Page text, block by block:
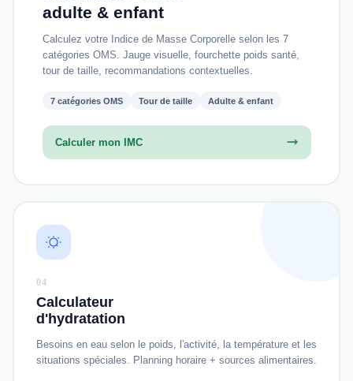
adulte & enfant
Calculez votre Indice de Masse Corporelle selon les 7
catégories OMS. Jauge visuelle, fourchette poids santé,
tour de taille, recommandations contextuelles.
7 catégories OMS Tour de taille Adulte & enfant
Calculer mon IMC
04
Calculateur
d'hydratation
Besoins en eau selon le poids, l'activité, la température et les
situations spéciales. Planning horaire + sources alimentaires.